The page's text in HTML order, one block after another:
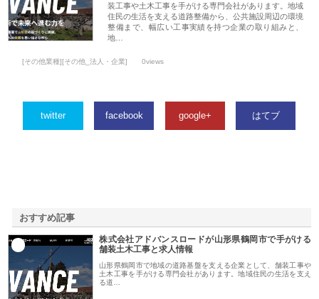
装工事や土木工事を手がける専門会社があります。地域
住民の生活を支える道路整備から、公共施設周辺の環境
整備まで、幅広い工事実績を持つ企業の取り組みと、
地…
[その他業種][その他_法人・企業] 0views
twitter facebook google+ はてブ
おすすめ記事
株式会社アドバンスロードが山形県鶴岡市で手がける
舗装土木工事と求人情報
山形県鶴岡市で地域の道路基盤を支える企業として、舗装工事や
土木工事を手がける専門会社があります。地域住民の生活を支え
る道…